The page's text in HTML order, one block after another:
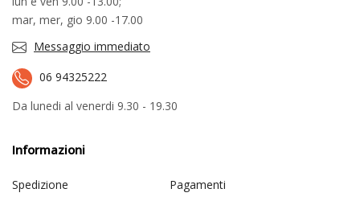
mar, mer, gio 9.00 -17.00
Messaggio immediato
06 94325222
Da lunedi al venerdi 9.30 - 19.30
Informazioni
Spedizione
Pagamenti